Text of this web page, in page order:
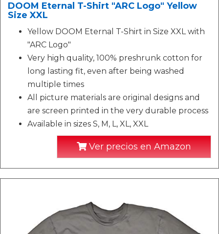
DOOM Eternal T-Shirt "ARC Logo" Yellow
Size XXL
Yellow DOOM Eternal T-Shirt in Size XXL with
"ARC Logo"
Very high quality, 100% preshrunk cotton for
long lasting fit, even after being washed
multiple times
All picture materials are original designs and
are screen printed in the very durable process
Available in sizes S, M, L, XL, XXL
Ver precios en Amazon